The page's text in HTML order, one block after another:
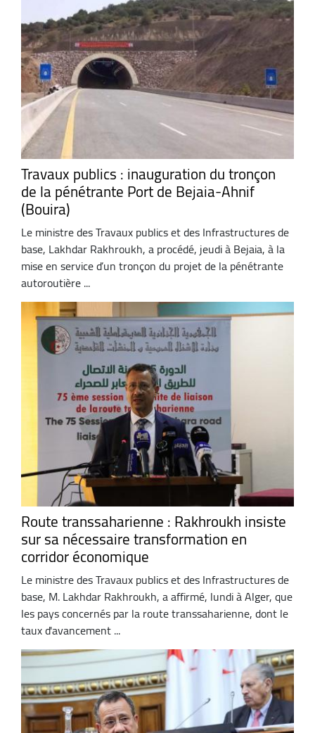
Travaux publics : inauguration du tronçon
de la pénétrante Port de Bejaia-Ahnif
(Bouira)
Le ministre des Travaux publics et des Infrastructures de
base, Lakhdar Rakhroukh, a procédé, jeudi à Bejaia, à la
mise en service d’un tronçon du projet de la pénétrante
autoroutière ...
Route transsaharienne : Rakhroukh insiste
sur sa nécessaire transformation en
corridor économique
Le ministre des Travaux publics et des Infrastructures de
base, M. Lakhdar Rakhroukh, a affirmé, lundi à Alger, que
les pays concernés par la route transsaharienne, dont le
taux d'avancement ...